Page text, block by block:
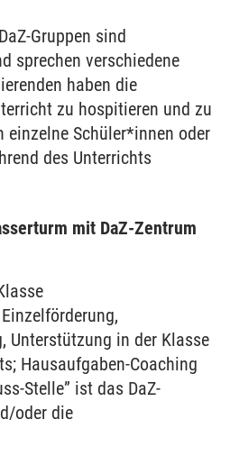
Gruppen sind
sprechen verschiedene
haben die
zu hospitieren und zu
einzelne Schüler*innen oder
des Unterrichts
mit DaZ-Zentrum
Unterstützung in der Klasse
Hausaufgaben-Coaching
Stelle” ist das DaZ-
oder die